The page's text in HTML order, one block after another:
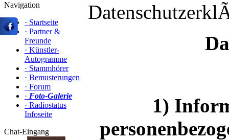
Navigation
· Startseite
· Partner &
Freunde
· Künstler-
Autogramme
· Stammhörer
· Bemusterungen
· Forum
· Foto-Galerie
· Radiostatus
Infoseite
Chat-Eingang
1)